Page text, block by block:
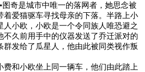
图奇是城市中唯一的落网者，她思念被
着爱猫驱车寻找母亲的下落。半路上小
人小欧，小欧是一个令同族人唯恐避之
不久前用手中的仪器发送了乔迁派对的
群发给了瓜星人，他由此被同类视作叛
和小欧坐上同一辆车，他们由此踏上